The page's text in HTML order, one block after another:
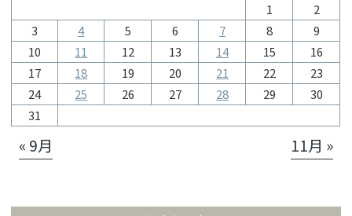
1
2
3
4 5 6 7 8
9
10
11 12 13 14 15
16
17
18 19 20 21 22
23
24
25 26 27 28 29
30
31
« 9月 11月 »